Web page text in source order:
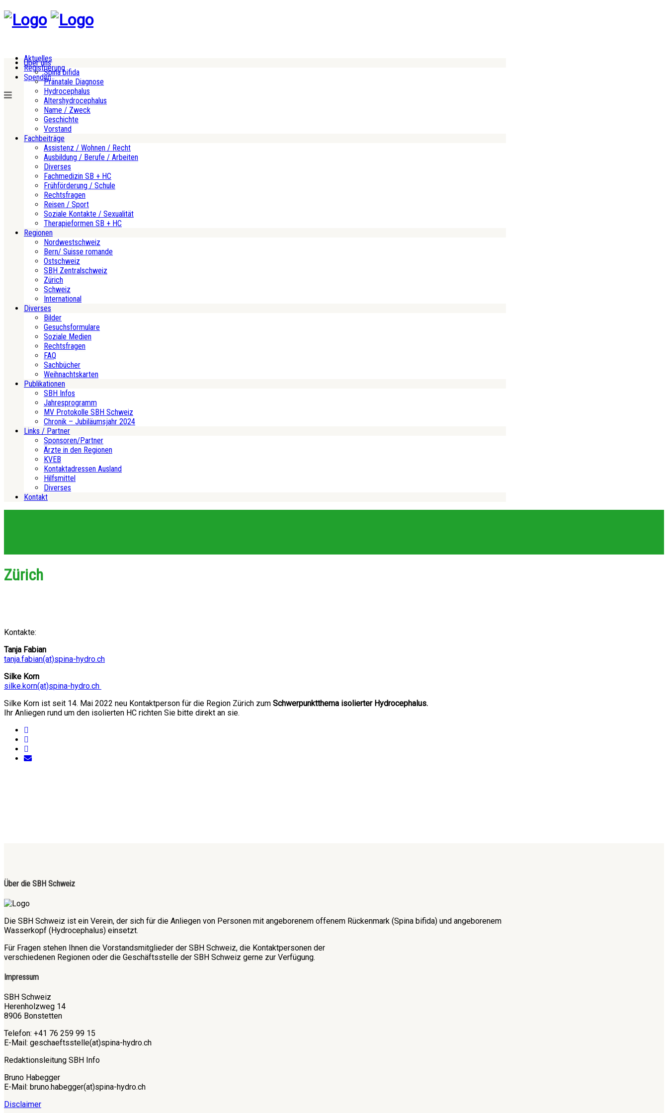
Aktuelles
Registrierung
Spenden
Über uns
Spina bifida
Pränatale Diagnose
Hydrocephalus
Altershydrocephalus
Name / Zweck
Geschichte
Vorstand
Fachbeiträge
Assistenz / Wohnen / Recht
Ausbildung / Berufe / Arbeiten
Diverses
Fachmedizin SB + HC
Frühförderung / Schule
Rechtsfragen
Reisen / Sport
Soziale Kontakte / Sexualität
Therapieformen SB + HC
Regionen
Nordwestschweiz
Bern/ Suisse romande
Ostschweiz
SBH Zentralschweiz
Zürich
Schweiz
International
Diverses
Bilder
Gesuchsformulare
Soziale Medien
Rechtsfragen
FAQ
Sachbücher
Weihnachtskarten
Publikationen
SBH Infos
Jahresprogramm
MV Protokolle SBH Schweiz
Chronik – Jubiläumsjahr 2024
Links / Partner
Sponsoren/Partner
Ärzte in den Regionen
KVEB
Kontaktadressen Ausland
Hilfsmittel
Diverses
Kontakt
Zürich
Kontakte:
Tanja Fabian
tanja.fabian(at)spina-hydro.ch
Silke Korn
silke.korn(at)spina-hydro.ch
Silke Korn ist seit 14. Mai 2022 neu Kontaktperson für die Region Zürich zum Schwerpunktthema isolierter Hydrocephalus.
Ihr Anliegen rund um den isolierten HC richten Sie bitte direkt an sie.
Über die SBH Schweiz
Die SBH Schweiz ist ein Verein, der sich für die Anliegen von Personen mit angeborenem offenem Rückenmark (Spina bifida) und angeborenem
Wasserkopf (Hydrocephalus) einsetzt.
Für Fragen stehen Ihnen die Vorstandsmitglieder der SBH Schweiz, die Kontaktpersonen der
verschiedenen Regionen oder die Geschäftsstelle der SBH Schweiz gerne zur Verfügung.
Impressum
SBH Schweiz
Herenholzweg 14
8906 Bonstetten
Telefon: +41 76 259 99 15
E-Mail: geschaeftsstelle(at)spina-hydro.ch
Redaktionsleitung SBH Info
Bruno Habegger
E-Mail: bruno.habegger(at)spina-hydro.ch
Disclaimer